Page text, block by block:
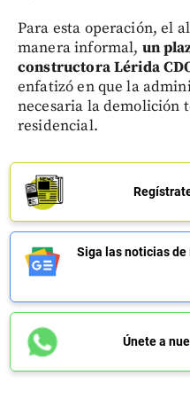
Para esta operación, el
manera informal, un
constructora Lérida
enfatizó en que la
necesaria la demolición
residencial.
Siga las noticias de
Únete a